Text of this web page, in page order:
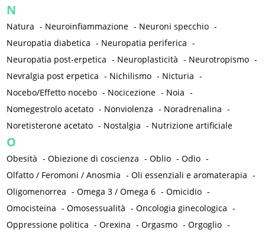
N
Natura - Neuroinfiammazione - Neuroni specchio -
Neuropatia diabetica - Neuropatia periferica -
Neuropatia post-erpetica - Neuroplasticità - Neurotropismo -
Nevralgia post erpetica - Nichilismo - Nicturia -
Nocebo/Effetto nocebo - Nocicezione - Noia -
Nomegestrolo acetato - Nonviolenza - Noradrenalina -
Noretisterone acetato - Nostalgia - Nutrizione artificiale
O
Obesità -Obiezione di coscienza -Oblio -Odio -
Olfatto / Feromoni / Anosmia -Oli essenziali e aromaterapia -
Oligomenorrea -Omega 3 / Omega 6 -Omicidio -
Omocisteina -Omosessualità -Oncologia ginecologica -
Oppressione politica -Orexina -Orgasmo -Orgoglio -